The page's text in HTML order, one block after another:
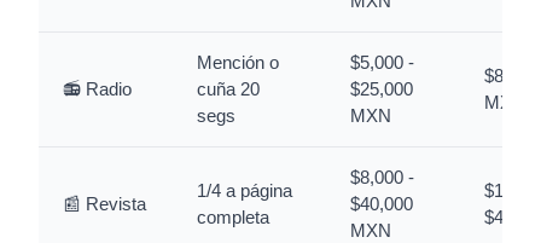
📻 Radio
Mención o
cuña 20
segs
$5,000 -
$25,000
MXN
$80 -
MXN
📰 Revista
1/4 a página
completa
$8,000 -
$40,000
MXN
$150 -
$400